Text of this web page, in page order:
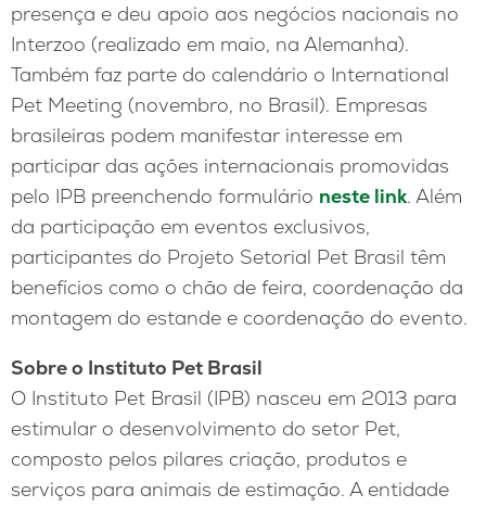
presença e deu apoio aos negócios nacionais no
Interzoo (realizado em maio, na Alemanha).
Também faz parte do calendário o International
Pet Meeting (novembro, no Brasil). Empresas
brasileiras podem manifestar interesse em
participar das ações internacionais promovidas
pelo IPB preenchendo formulário neste link. Além
da participação em eventos exclusivos,
participantes do Projeto Setorial Pet Brasil têm
benefícios como o chão de feira, coordenação da
montagem do estande e coordenação do evento.
Sobre o Instituto Pet Brasil
O Instituto Pet Brasil (IPB) nasceu em 2013 para
estimular o desenvolvimento do setor Pet,
composto pelos pilares criação, produtos e
serviços para animais de estimação. A entidade